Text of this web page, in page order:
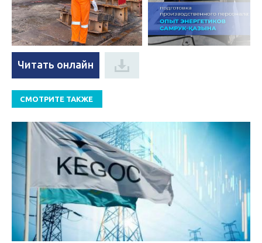
Читать онлайн
СМОТРИТЕ ТАКЖЕ